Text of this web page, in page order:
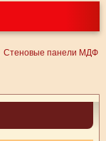
Стеновые панели МДФ